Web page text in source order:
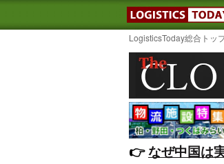
LogisticsToday総合トッ
👉️なぜ中国は